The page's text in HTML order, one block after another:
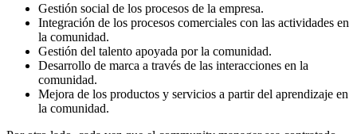
Gestión social de los procesos de la empresa.
Integración de los procesos comerciales con las actividades en
la comunidad.
Gestión del talento apoyada por la comunidad.
Desarrollo de marca a través de las interacciones en la
comunidad.
Mejora de los productos y servicios a partir del aprendizaje en
la comunidad.